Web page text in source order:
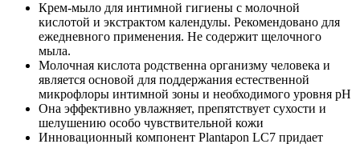
Крем-мыло для интимной гигиены с молочной
кислотой и экстрактом календулы. Рекомендовано для
ежедневного применения. Не содержит щелочного
мыла.
Молочная кислота родственна организму человека и
является основой для поддержания естественной
микрофлоры интимной зоны и необходимого уровня рН
Она эффективно увлажняет, препятствует сухости и
шелушению особо чувствительной кожи
Инновационный компонент Plantapon LC7 придает